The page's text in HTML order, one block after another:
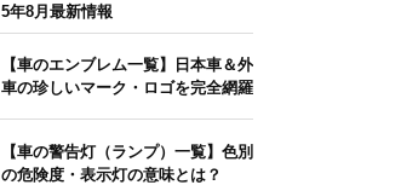
5年8月最新情報
【車のエンブレム一覧】日本車＆外
車の珍しいマーク・ロゴを完全網羅
【車の警告灯（ランプ）一覧】色別
の危険度・表示灯の意味とは？